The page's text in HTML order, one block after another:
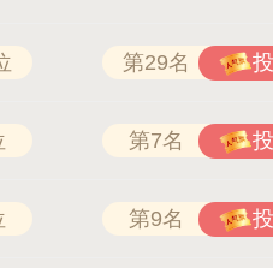
第29名
第7名
第9名
肯帝亚KENTIER